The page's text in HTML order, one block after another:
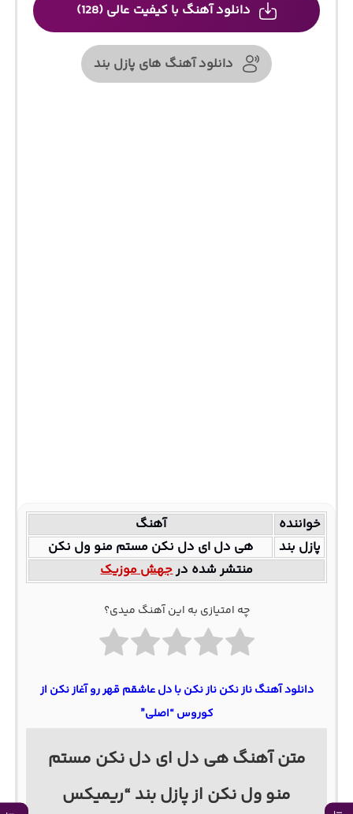
دانلود آهنگ با کیفیت عالی (128)
دانلود آهنگ های پازل بند
خواننده
آهنگ
پازل بند
هی دل ای دل نکن مستم منو ول نکن
منتشر شده درجهش موزیک
چه امتیازی به این آهنگ میدی؟
دانلود آهنگ ناز نکن ناز نکن با دل عاشقم قهر رو آغاز نکن از
کوروس “اصلی”
متن آهنگ هی دل ای دل نکن مستم
منو ول نکن از پازل بند “ریمیکس